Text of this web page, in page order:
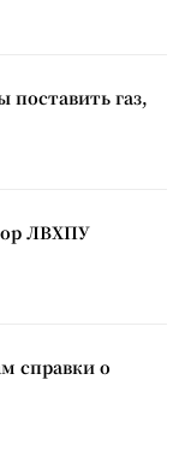
поставить газ,
ЛВХПУ
справки о